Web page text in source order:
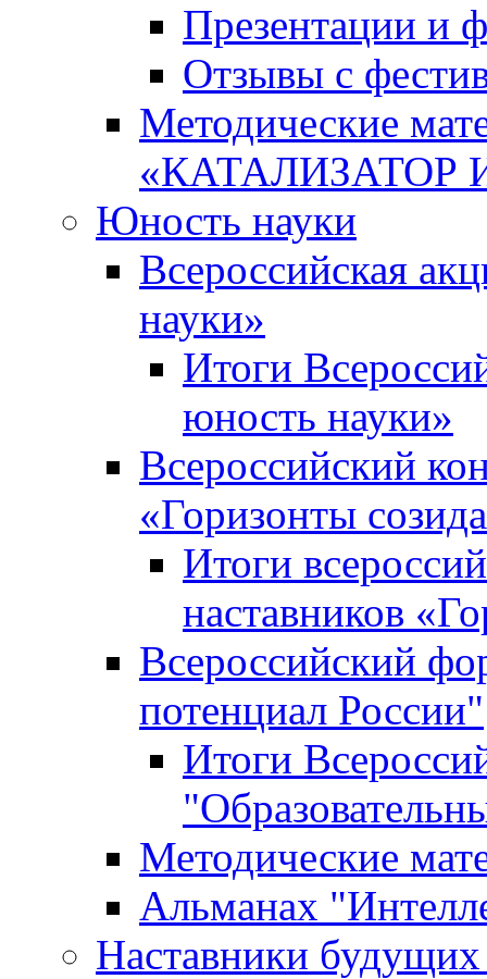
Презентации и
Отзывы с
Методические
«КАТАЛИЗАТОР
Юность науки
Всероссийская
науки»
Итоги
юность науки»
Всероссийский
«Горизонты
Итоги
наставников
Всероссийский
потенциал России"
Итоги
Методические
Альманах
Наставники